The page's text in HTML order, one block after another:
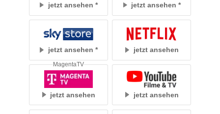
jetzt ansehen jetzt ansehen
jetzt ansehen jetzt ansehen
jetzt ansehen
MagentaTV
jetzt ansehen